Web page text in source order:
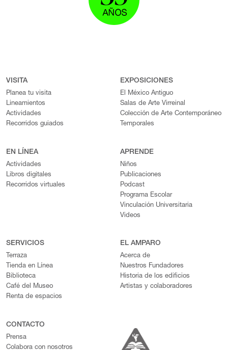
VISITA
Planea tu visita
Lineamientos
Actividades
Recorridos guiados
EXPOSICIONES
El México Antiguo
Salas de Arte Virreinal
Colección de Arte Contemporáneo
Temporales
EN LÍNEA
Actividades
Libros digitales
Recorridos virtuales
APRENDE
Niños
Publicaciones
Podcast
Programa Escolar
Vinculación Universitaria
Videos
SERVICIOS
Terraza
Tienda en Línea
Biblioteca
Café del Museo
Renta de espacios
EL AMPARO
Acerca de
Nuestros Fundadores
Historia de los edificios
Artistas y colaboradores
CONTACTO
Prensa
Colabora con nosotros